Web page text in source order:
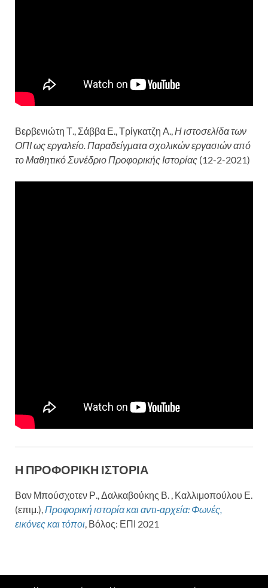
Βερβενιώτη Τ., Σάββα Ε., Τρίγκατζη Α.,Η ιστοσελίδα των
ΟΠΙ ως εργαλείο. Παραδείγματα σχολικών εργασιών από
το Μαθητικό Συνέδριο Προφορικής Ιστορίας (12-2-2021)
Η ΠΡΟΦΟΡΙΚΗ ΙΣΤΟΡΙΑ
Βαν Μπούσχοτεν Ρ., Δαλκαβούκης Β. , Καλλιμοπούλου Ε.
(επιμ.),Προφορική ιστορία και αντι-αρχεία: Φωνές,
εικόνες και τόποι, Βόλος: ΕΠΙ 2021